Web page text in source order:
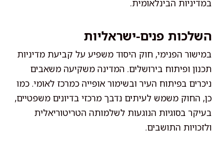
במדיניות הבינלאומית.
השלכות פנים-ישראליות
במישור הפנימי, חוק היסוד משפיע על קביעת מדיניות
תכנון ופיתוח בירושלים. המדינה משקיעה משאבים
ניכרים בפיתוח העיר ובשימור אופייה כמרכז לאומי. כמו
כן, החוק משמש לעיתים נדבך מרכזי בדיונים משפטיים,
בעיקר בסוגיות הנוגעות לשלמותה הטריטוריאלית
ולזכויות התושבים.